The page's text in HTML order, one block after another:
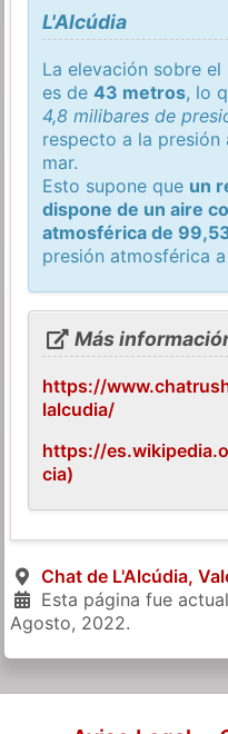
L'Alcúdia
La elevación sobre
es de43 metros, lo
4,8 milibares de
respecto a la presión
mar.
Esto supone que un
dispone de un aire
atmosférica de
presión atmosférica
Más
https://
lalcudia/
https://
cia)
Chat de L'Alcúdia,
Esta página fue
Agosto, 2022.